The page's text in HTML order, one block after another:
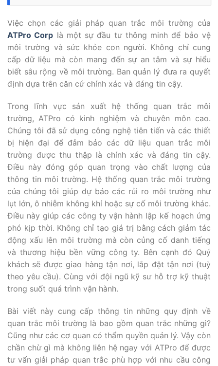
Việc chọn các giải pháp quan trắc môi trường của
ATPro Corp là một sự đầu tư thông minh để bảo vệ
môi trường và sức khỏe con người. Không chỉ cung
cấp dữ liệu mà còn mang đến sự an tâm và sự hiểu
biết sâu rộng về môi trường. Ban quản lý đưa ra quyết
định dựa trên căn cứ chính xác và đáng tin cậy.
Trong lĩnh vực sản xuất hệ thống quan trắc môi
trường, ATPro có kinh nghiệm và chuyên môn cao.
Chúng tôi đã sử dụng công nghệ tiên tiến và các thiết
bị hiện đại để đảm bảo các dữ liệu quan trắc môi
trường được thu thập là chính xác và đáng tin cậy.
Điều này đóng góp quan trọng vào chất lượng của
thông tin môi trường. Hệ thống quan trắc môi trường
của chúng tôi giúp dự báo các rủi ro môi trường như
lụt lớn, ô nhiễm không khí hoặc sự cố môi trường khác.
Điều này giúp các công ty vận hành lập kế hoạch ứng
phó kịp thời. Không chỉ tạo giá trị bằng cách giảm tác
động xấu lên môi trường mà còn củng cố danh tiếng
và thương hiệu bền vững công ty. Bên cạnh đó Quý
khách sẽ được giao hàng tận nơi, lắp đặt tận nơi (tuỳ
theo yêu cầu). Cùng với đội ngũ kỹ sư hỗ trợ kỹ thuật
trong suốt quá trình vận hành.
Bài viết này cung cấp thông tin những quy định về
quan trắc môi trường là bao gồm quan trắc những gì?
Cũng như các cơ quan có thẩm quyền quản lý. Vậy còn
chần chừ gì mà không liên hệ ngay với ATPro để được
tư vấn giải pháp quan trắc phù hợp với nhu cầu công